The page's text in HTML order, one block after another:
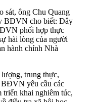
sát, ông Chu Quang
BĐVN cho biết: Đây
phối hợp thực
hài lòng của người
hành chính Nhà
trung thực,
BĐVN yêu cầu các
triển khai nghiêm túc,